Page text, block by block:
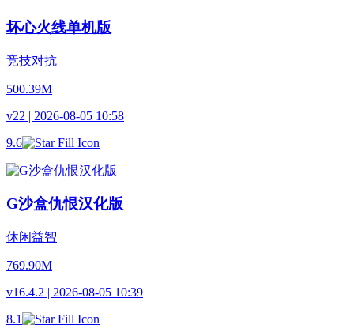
坏心火线单机版
竞技对抗
500.39M
v22 | 2026-08-05 10:58
9.6
G沙盒仇恨汉化版
休闲益智
769.90M
v16.4.2 | 2026-08-05 10:39
8.1